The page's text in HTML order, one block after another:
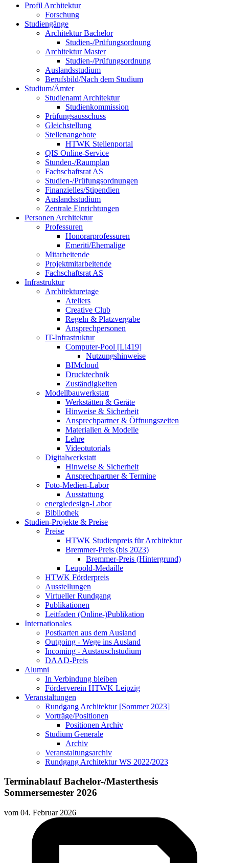
Profil Architektur
Forschung
Studiengänge
Architektur Bachelor
Studien-/Prüfungsordnung
Architektur Master
Studien-/Prüfungsordnung
Auslandsstudium
Berufsbild/Nach dem Studium
Studium/Ämter
Studienamt Architektur
Studienkommission
Prüfungsausschuss
Gleichstellung
Stellenangebote
HTWK Stellenportal
QIS Online-Service
Stunden-/Raumplan
Fachschaftsrat AS
Studien-/Prüfungsordnungen
Finanzielles/Stipendien
Auslandsstudium
Zentrale Einrichtungen
Personen Architektur
Professuren
Honorarprofessuren
Emeriti/Ehemalige
Mitarbeitende
Projektmitarbeitende
Fachschaftsrat AS
Infrastruktur
Architekturetage
Ateliers
Creative Club
Regeln & Platzvergabe
Ansprechpersonen
IT-Infrastruktur
Computer-Pool [Li419]
Nutzungshinweise
BIMcloud
Drucktechnik
Zuständigkeiten
Modellbauwerkstatt
Werkstätten & Geräte
Hinweise & Sicherheit
Ansprechpartner & Öffnungszeiten
Materialien & Modelle
Lehre
Videotutorials
Digitalwerkstatt
Hinweise & Sicherheit
Ansprechpartner & Termine
Foto-Medien-Labor
Ausstattung
energiedesign-Labor
Bibliothek
Studien-Projekte & Preise
Preise
HTWK Studienpreis für Architektur
Bremmer-Preis (bis 2023)
Bremmer-Preis (Hintergrund)
Leupold-Medaille
HTWK Förderpreis
Ausstellungen
Virtueller Rundgang
Publikationen
Leitfaden (Online-)Publikation
Internationales
Postkarten aus dem Ausland
Outgoing - Wege ins Ausland
Incoming - Austauschstudium
DAAD-Preis
Alumni
In Verbindung bleiben
Förderverein HTWK Leipzig
Veranstaltungen
Rundgang Architektur [Sommer 2023]
Vorträge/Positionen
Positionen Archiv
Studium Generale
Archiv
Veranstaltungsarchiv
Rundgang Architektur WS 2022/2023
Terminablauf Bachelor-/Masterthesis
Sommersemester 2026
vom 04. Februar 2026